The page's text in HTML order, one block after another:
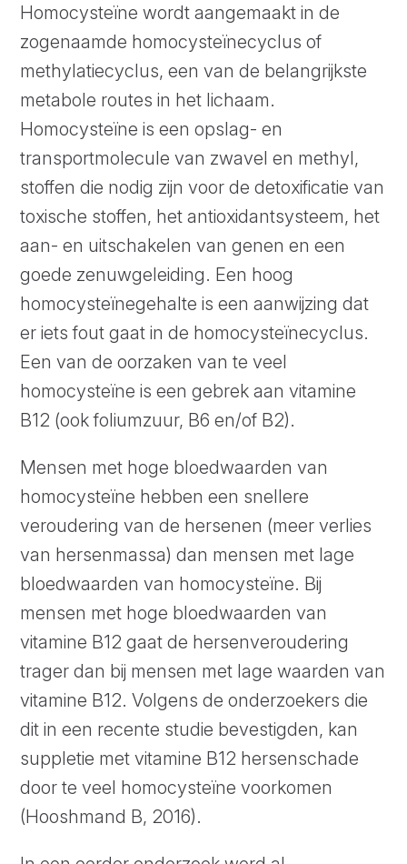
Homocysteïne wordt aangemaakt in de
zogenaamde homocysteïnecyclus of
methylatiecyclus, een van de belangrijkste
metabole routes in het lichaam.
Homocysteïne is een opslag- en
transportmolecule van zwavel en methyl,
stoffen die nodig zijn voor de detoxificatie van
toxische stoffen, het antioxidantsysteem, het
aan- en uitschakelen van genen en een
goede zenuwgeleiding. Een hoog
homocysteïnegehalte is een aanwijzing dat
er iets fout gaat in de homocysteïnecyclus.
Een van de oorzaken van te veel
homocysteïne is een gebrek aan vitamine
B12 (ook foliumzuur, B6 en/of B2).
Mensen met hoge bloedwaarden van
homocysteïne hebben een snellere
veroudering van de hersenen (meer verlies
van hersenmassa) dan mensen met lage
bloedwaarden van homocysteïne. Bij
mensen met hoge bloedwaarden van
vitamine B12 gaat de hersenveroudering
trager dan bij mensen met lage waarden van
vitamine B12. Volgens de onderzoekers die
dit in een recente studie bevestigden, kan
suppletie met vitamine B12 hersenschade
door te veel homocysteïne voorkomen
(Hooshmand B, 2016).